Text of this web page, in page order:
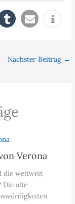
Nächster Beitrag →
Verona
die weltweit
Die alte